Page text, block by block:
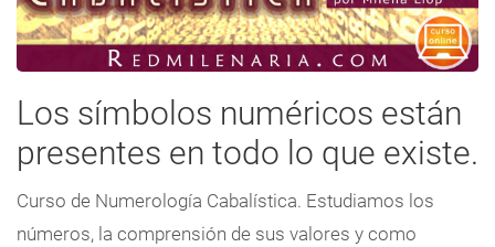
Los símbolos numéricos están
presentes en todo lo que existe.
Curso de Numerología Cabalística. Estudiamos los
números, la comprensión de sus valores y como